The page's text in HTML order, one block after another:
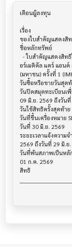
เตือนผู้ล
เรื่อง                                  			 : แจ้งเตือนวันซื้อขายวัน
ของใบสำคัญแสดงสิ
ชื่อหลักท
อร์เมดิคัล แคร์ แอนด์
(มหาชน) ครั้งที่ 1
วันซื้อหรือขายวันสุดท้าย
วันปิดสมุดทะเบียนเพื่อพั
09 มิ.ย. 2569 ถึงวัน
วันใช้สิทธิครั้งสุดท้าย
วันที่ขึ้นเครื่องหมาย SP
วันที่ 30 มิ.ย. 2569
ระยะเวลาแจ้งความจำนงในกา
2569 ถึงวันที่ 29 มิ.ย
วันที่พ้นสภาพเป็นหลัก
01 ก.ค. 2569
สิทธิ